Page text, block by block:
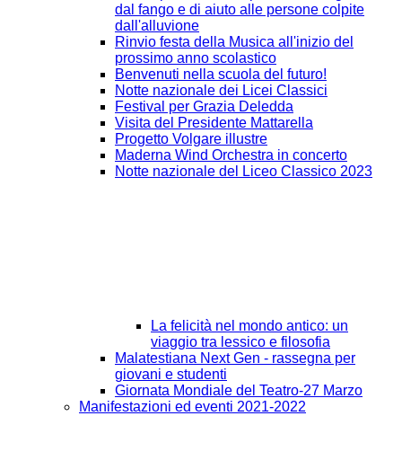
dal fango e di aiuto alle persone colpite
dall'alluvione
Rinvio festa della Musica all'inizio del
prossimo anno scolastico
Benvenuti nella scuola del futuro!
Notte nazionale dei Licei Classici
Festival per Grazia Deledda
Visita del Presidente Mattarella
Progetto Volgare illustre
Maderna Wind Orchestra in concerto
Notte nazionale del Liceo Classico 2023
La felicità nel mondo antico: un
viaggio tra lessico e filosofia
Malatestiana Next Gen - rassegna per
giovani e studenti
Giornata Mondiale del Teatro-27 Marzo
Manifestazioni ed eventi 2021-2022